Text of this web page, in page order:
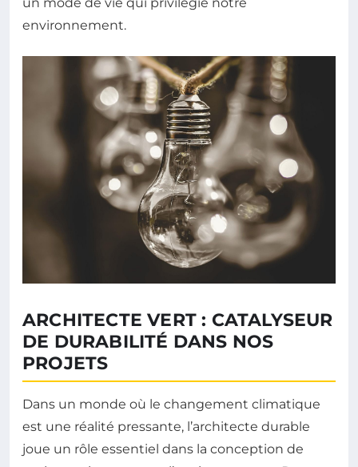
environnement.
ARCHITECTE VERT : CATALYSEUR
DE DURABILITÉ DANS NOS
PROJETS
Dans un monde où le changement climatique
est une réalité pressante, l’architecte durable
joue un rôle essentiel dans la conception de